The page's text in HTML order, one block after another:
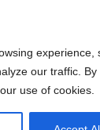
experience,
our traffic. By
use of cookies.
con un
del mismo